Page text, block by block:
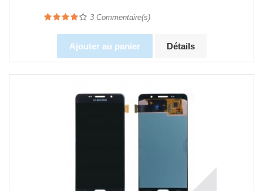
3 Commentaire(s)
Ajouter au panier Détails